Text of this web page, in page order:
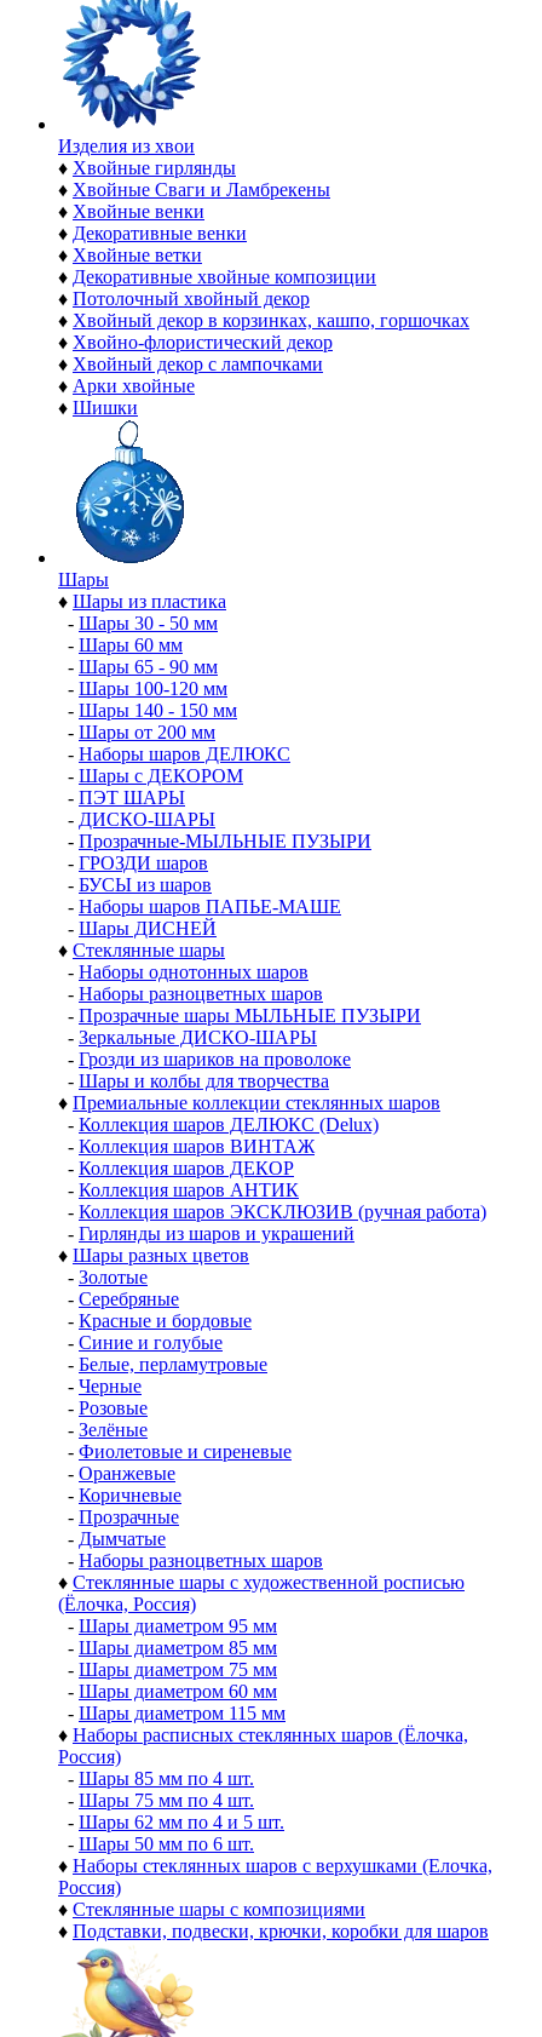
Изделия из хвои
♦ Хвойные гирлянды
♦ Хвойные Сваги и Ламбрекены
♦ Хвойные венки
♦ Декоративные венки
♦ Хвойные ветки
♦ Декоративные хвойные композиции
♦ Потолочный хвойный декор
♦ Хвойный декор в корзинках, кашпо, горшочках
♦ Хвойно-флористический декор
♦ Хвойный декор с лампочками
♦ Арки хвойные
♦ Шишки
Шары
♦ Шары из пластика
- Шары 30 - 50 мм
- Шары 60 мм
- Шары 65 - 90 мм
- Шары 100-120 мм
- Шары 140 - 150 мм
- Шары от 200 мм
- Наборы шаров ДЕЛЮКС
- Шары с ДЕКОРОМ
- ПЭТ ШАРЫ
- ДИСКО-ШАРЫ
- Прозрачные-МЫЛЬНЫЕ ПУЗЫРИ
- ГРОЗДИ шаров
- БУСЫ из шаров
- Наборы шаров ПАПЬЕ-МАШЕ
- Шары ДИСНЕЙ
♦ Стеклянные шары
- Наборы однотонных шаров
- Наборы разноцветных шаров
- Прозрачные шары МЫЛЬНЫЕ ПУЗЫРИ
- Зеркальные ДИСКО-ШАРЫ
- Грозди из шариков на проволоке
- Шары и колбы для творчества
♦ Премиальные коллекции стеклянных шаров
- Коллекция шаров ДЕЛЮКС (Delux)
- Коллекция шаров ВИНТАЖ
- Коллекция шаров ДЕКОР
- Коллекция шаров АНТИК
- Коллекция шаров ЭКСКЛЮЗИВ (ручная работа)
- Гирлянды из шаров и украшений
♦ Шары разных цветов
- Золотые
- Серебряные
- Красные и бордовые
- Синие и голубые
- Белые, перламутровые
- Черные
- Розовые
- Зелёные
- Фиолетовые и сиреневые
- Оранжевые
- Коричневые
- Прозрачные
- Дымчатые
- Наборы разноцветных шаров
♦ Стеклянные шары с художественной росписью
(Ёлочка, Россия)
- Шары диаметром 95 мм
- Шары диаметром 85 мм
- Шары диаметром 75 мм
- Шары диаметром 60 мм
- Шары диаметром 115 мм
♦ Наборы расписных стеклянных шаров (Ёлочка,
Россия)
- Шары 85 мм по 4 шт.
- Шары 75 мм по 4 шт.
- Шары 62 мм по 4 и 5 шт.
- Шары 50 мм по 6 шт.
♦ Наборы стеклянных шаров с верхушками (Елочка,
Россия)
♦ Стеклянные шары с композициями
♦ Подставки, подвески, крючки, коробки для шаров